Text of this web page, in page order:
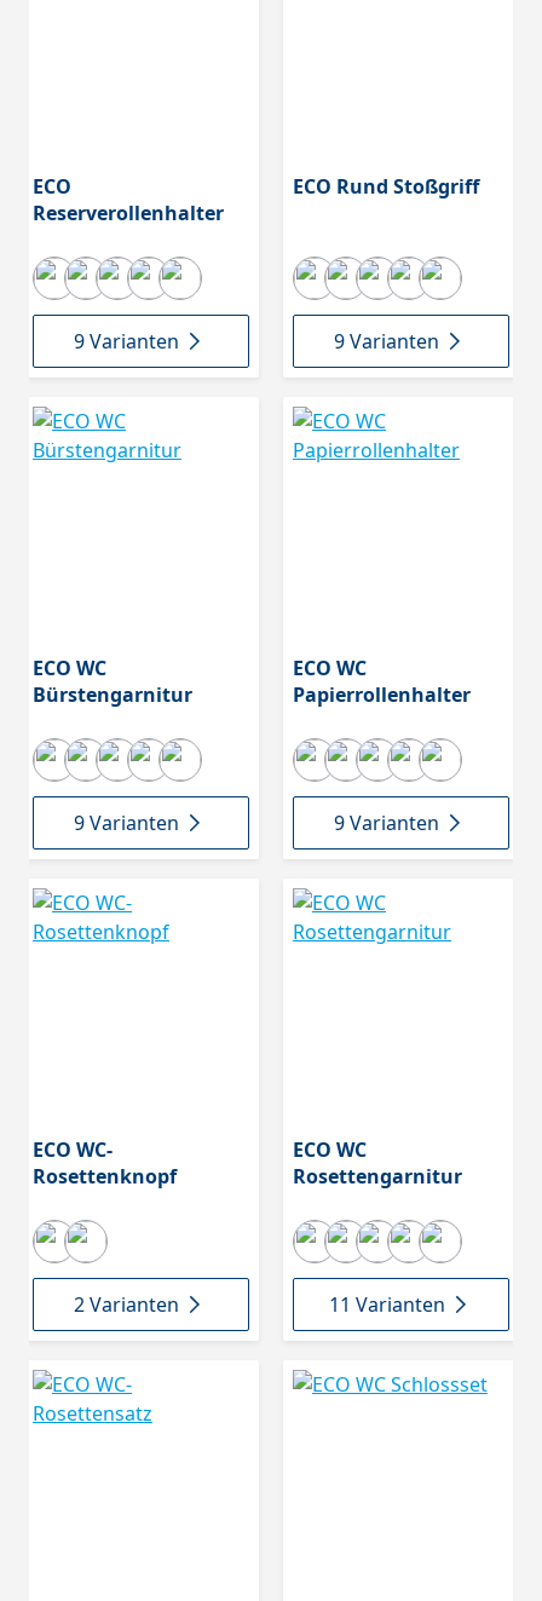
ECO
Reserverollenhalter
9 Varianten
ECO Rund Stoßgriff
9 Varianten
ECO WC
Bürstengarnitur
9 Varianten
ECO WC
Papierrollenhalter
9 Varianten
ECO WC-
Rosettenknopf
2 Varianten
ECO WC
Rosettengarnitur
11 Varianten